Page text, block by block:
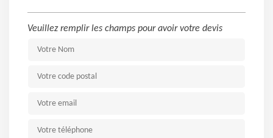
Veuillez remplir les champs pour avoir votre devis